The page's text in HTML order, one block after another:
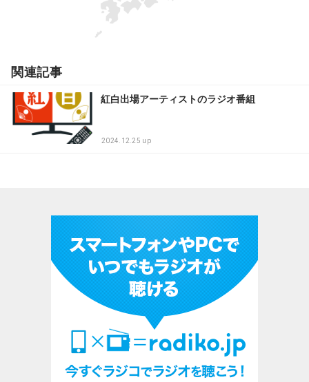
関連記事
紅白出場アーティストのラジオ番組
2024.12.25 up